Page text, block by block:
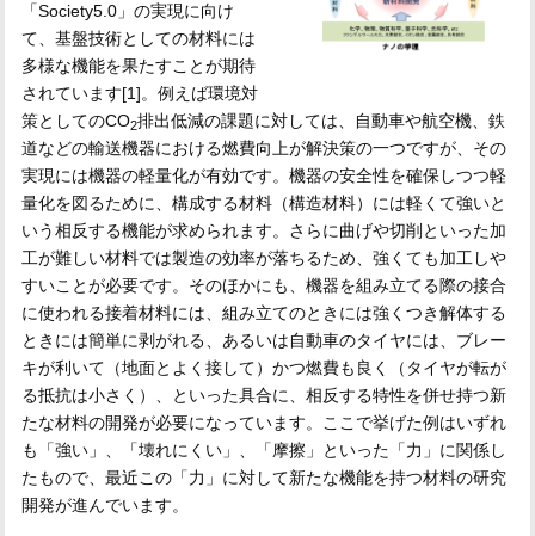
「Society5.0」の実現に向け
て、基盤技術としての材料には
多様な機能を果たすことが期待
されています[1]。例えば環境対
策としてのCO2排出低減の課題に対しては、自動車や航空機、鉄
道などの輸送機器における燃費向上が解決策の一つですが、その
実現には機器の軽量化が有効です。機器の安全性を確保しつつ軽
量化を図るために、構成する材料（構造材料）には軽くて強いと
いう相反する機能が求められます。さらに曲げや切削といった加
工が難しい材料では製造の効率が落ちるため、強くても加工しや
すいことが必要です。そのほかにも、機器を組み立てる際の接合
に使われる接着材料には、組み立てのときには強くつき解体する
ときには簡単に剥がれる、あるいは自動車のタイヤには、ブレー
キが利いて（地面とよく接して）かつ燃費も良く（タイヤが転が
る抵抗は小さく）、といった具合に、相反する特性を併せ持つ新
たな材料の開発が必要になっています。ここで挙げた例はいずれ
も「強い」、「壊れにくい」、「摩擦」といった「力」に関係し
たもので、最近この「力」に対して新たな機能を持つ材料の研究
開発が進んでいます。